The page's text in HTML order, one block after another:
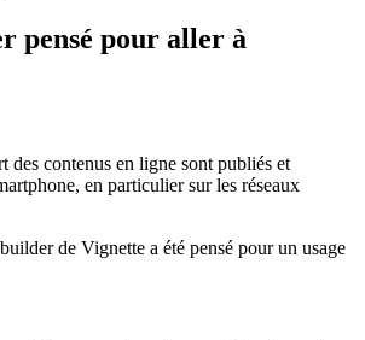
pensé pour aller à
des contenus en ligne sont publiés et
en particulier sur les réseaux
de Vignette a été pensé pour un usage